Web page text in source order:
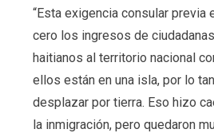
“Esta exigencia consular previa
cero los ingresos de
haitianos al territorio nacional
ellos están en una isla, por lo
desplazar por tierra. Eso hizo
la inmigración, pero quedaron